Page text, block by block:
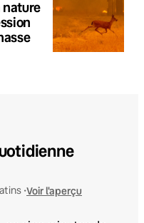
nature
•Voir l'aperçu